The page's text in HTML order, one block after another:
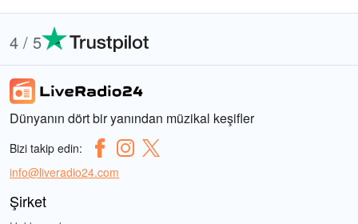
4 / 5
Dünyanın dört bir yanından müzikal keşifler
Bizi takip edin:
info@liveradio24.com
Şirket